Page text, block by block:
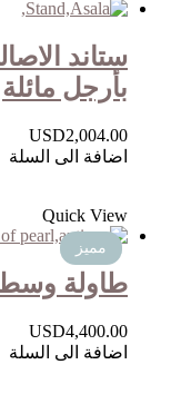
ستاند
بأرجل مائلة
USD2,004.00
اضافة الى السلة
Quick View
مميز
طاولة وسط
USD4,400.00
اضافة الى السلة